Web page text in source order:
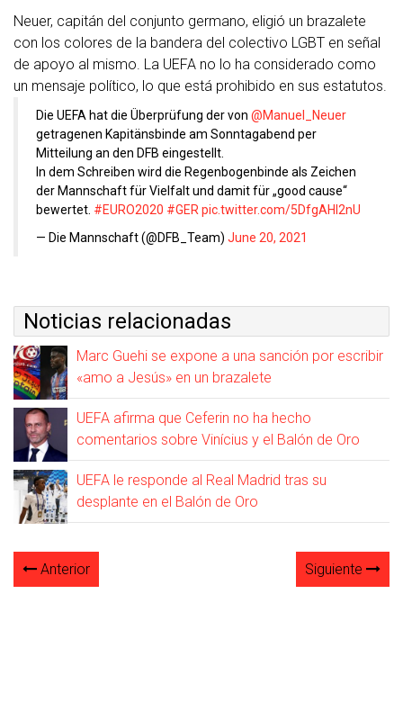
Neuer, capitán del conjunto germano, eligió un brazalete
con los colores de la bandera del colectivo LGBT en señal
de apoyo al mismo. La UEFA no lo ha considerado como
un mensaje político, lo que está prohibido en sus estatutos.
Die UEFA hat die Überprüfung der von @Manuel_Neuer
getragenen Kapitänsbinde am Sonntagabend per
Mitteilung an den DFB eingestellt.
In dem Schreiben wird die Regenbogenbinde als Zeichen
der Mannschaft für Vielfalt und damit für „good cause“
bewertet. #EURO2020 #GER pic.twitter.com/5DfgAHI2nU
— Die Mannschaft (@DFB_Team) June 20, 2021
Noticias relacionadas
Marc Guehi se expone a una sanción por escribir
«amo a Jesús» en un brazalete
UEFA afirma que Ceferin no ha hecho
comentarios sobre Vinícius y el Balón de Oro
UEFA le responde al Real Madrid tras su
desplante en el Balón de Oro
Anterior Siguiente